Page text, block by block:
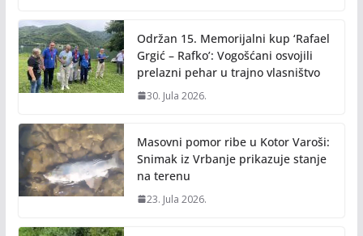
Održan 15. Memorijalni kup ‘Rafael
Grgić – Rafko’: Vogošćani osvojili
prelazni pehar u trajno vlasništvo
30. Jula 2026.
Masovni pomor ribe u Kotor Varoši:
Snimak iz Vrbanje prikazuje stanje
na terenu
23. Jula 2026.